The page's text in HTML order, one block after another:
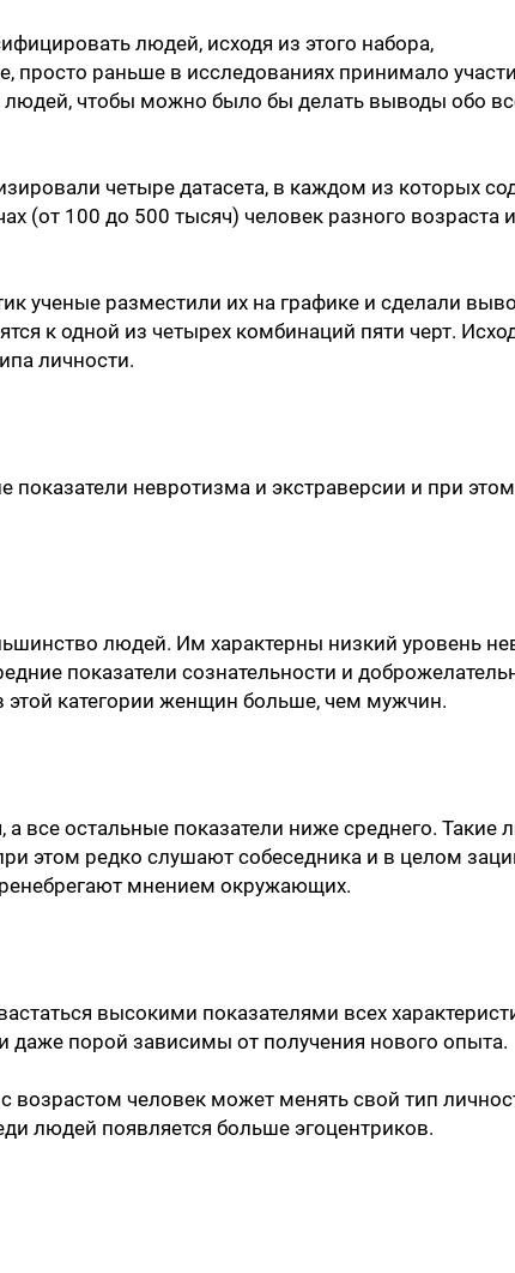
людей, исходя из этого набора,
просто раньше в исследованиях принимало
людей, чтобы можно было бы делать выводы обо
четыре датасета, в каждом из которых
(от 100 до 500 тысяч) человек разного возраста
ученые разместили их на графике и сделали
к одной из четырех комбинаций пяти черт.
личности.
показатели невротизма и экстраверсии и при
людей. Им характерны низкий уровень
показатели сознательности и
этой категории женщин больше, чем мужчин.
все остальные показатели ниже среднего. Такие
этом редко слушают собеседника и в целом
мнением окружающих.
высокими показателями всех
даже порой зависимы от получения нового опыта.
возрастом человек может менять свой тип
людей появляется больше эгоцентриков.